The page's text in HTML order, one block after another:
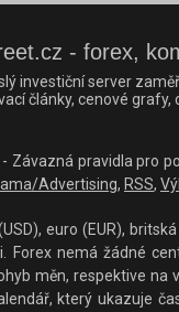
- forex,
investiční server
články, cenové
- Závazná pravidla pro
Advertising, RSS,
euro (EUR),
Forex nemá žádné
měn, respektive
který ukazuje